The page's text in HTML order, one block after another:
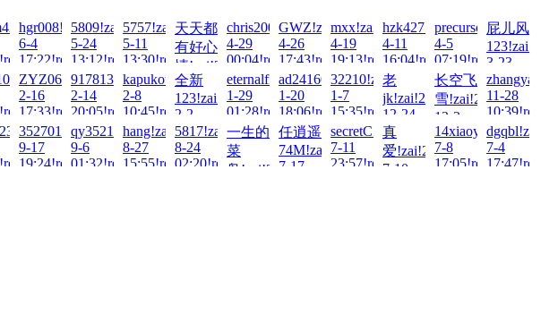
hgr008!zai!2026-
6-4
17:22!read!
5809!zai!2026-
5-24
13:12!read!
5757!zai!2026-
5-11
13:30!read!
天天都
有好心
情!zai!2026-
5-5
21:38!read!
chris20001215!zai!2026-
4-29
00:04!read!
GWZ!zai!2026-
4-26
17:43!read!
mxx!zai!2026-
4-19
19:13!read!
hzk427!zai!2026-
4-11
16:04!read!
precursor!zai!2026-
4-5
07:19!read!
屁儿风
3-23
10:01!read!
ZYZ06!zai!2026-
2-16
17:33!read!
9178133!zai!2026-
2-14
20:05!read!
kapukota!zai!2026-
2-8
10:45!read!
全新
123!zai!2026-
2-2
23:16!read!
eternalfree!zai!2026-
1-29
01:28!read!
ad241601!zai!2026-
1-20
18:06!read!
32210!zai!2026-
1-7
15:35!read!
老
jk!zai!2025-
12-24
15:53!read!
长空飞
雪!zai!2025-
12-3
15:50!read!
11-28
10:39!read!
35270195!zai!2025-
9-17
19:24!read!
qy3521!zai!2025-
9-6
01:32!read!
hang!zai!2025-
8-27
15:55!read!
5817!zai!2025-
8-24
02:20!read!
一生的
菜
鸟!zai!2025-
任逍遥
74M!zai!2025-
7-17
secretC!zai!2025-
7-11
23:57!read!
真
爱!zai!2025-
7-10
14xiaoyu!zai!2025-
7-8
17:05!read!
7-4
17:47!read!